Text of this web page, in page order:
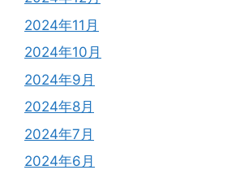
2024年11月
2024年10月
2024年9月
2024年8月
2024年7月
2024年6月